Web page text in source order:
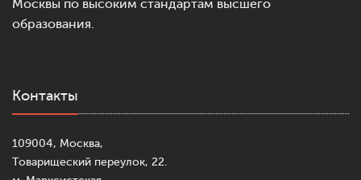
Москвы по высоким стандартам высшего
образования.
Контакты
109004, Москва,
Товарищеский переулок, 22.